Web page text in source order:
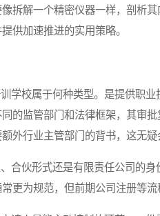
拆解一个精密仪器一样，剖析
供加速推进的实用策略。
校属于何种类型。是提供职业
的监管部门和法律框架，其审
外行业主管部门的背书，这无疑
伙形式还是有限责任公司的身
更为规范，但前期公司注册等流